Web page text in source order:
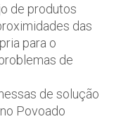
de produtos
das
para o
de
de solução
Povoado